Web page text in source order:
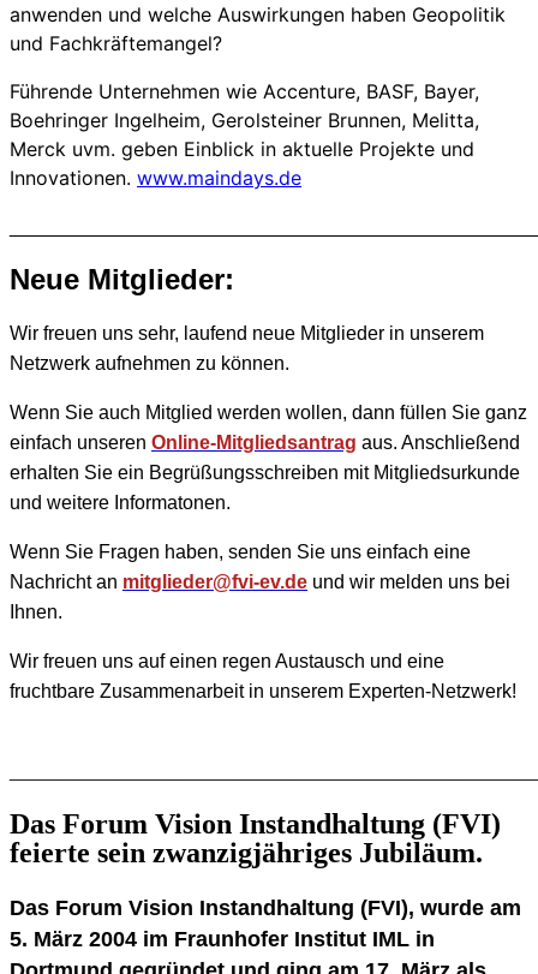
anwenden und welche Auswirkungen haben Geopolitik
und Fachkräftemangel?
Führende Unternehmen wie Accenture, BASF, Bayer,
Boehringer Ingelheim, Gerolsteiner Brunnen, Melitta,
Merck uvm. geben Einblick in aktuelle Projekte und
Innovationen. www.maindays.de
Neue Mitglieder:
Wir freuen uns sehr, laufend neue Mitglieder in unserem
Netzwerk aufnehmen zu können.
Wenn Sie auch Mitglied werden wollen, dann füllen Sie ganz
einfach unseren Online-Mitgliedsantrag aus. Anschließend
erhalten Sie ein Begrüßungsschreiben mit Mitgliedsurkunde
und weitere Informatonen.
Wenn Sie Fragen haben, senden Sie uns einfach eine
Nachricht an mitglieder@fvi-ev.de und wir melden uns bei
Ihnen.
Wir freuen uns auf einen regen Austausch und eine
fruchtbare Zusammenarbeit in unserem Experten-Netzwerk!
Das Forum Vision Instandhaltung (FVI)
feierte sein zwanzigjähriges Jubiläum.
Das Forum Vision Instandhaltung (FVI), wurde am
5. März 2004 im Fraunhofer Institut IML in